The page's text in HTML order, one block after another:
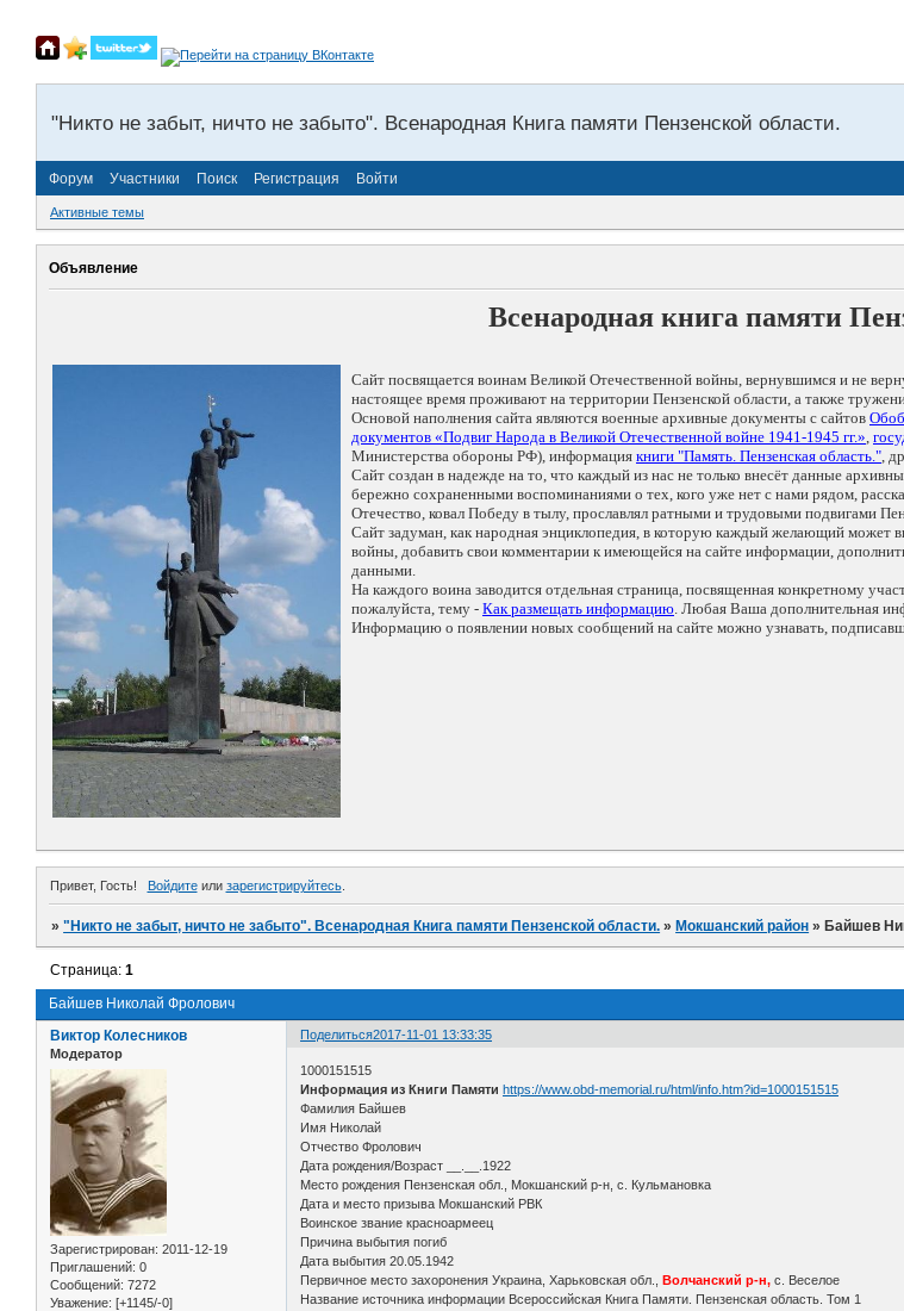
"Никто не забыт, ничто не забыто". Всенародная Книга памяти Пензенской области.
Форум Участники Поиск Регистрация Войти
Активные темы
Объявление
Всенародная книга памяти
Сайт посвящается воинам Великой Отечественной войны, вернувшимся и не
настоящее время проживают на территории Пензенской области, а также
Основой наполнения сайта являются военные архивные документы с сайтов
документов «Подвиг Народа в Великой Отечественной войне 1941-1945 гг.»,
Министерства обороны РФ), информация книги "Память. Пензенская область.",
Сайт создан в надежде на то, что каждый из нас не только внесёт данные
бережно сохраненными воспоминаниями о тех, кого уже нет с нами рядом,
Отечество, ковал Победу в тылу, прославлял ратными и трудовыми подвигами
Сайт задуман, как народная энциклопедия, в которую каждый желающий может
войны, добавить свои комментарии к имеющейся на сайте информации,
данными.
На каждого воина заводится отдельная страница, посвященная конкретному
пожалуйста, тему - Как размещать информацию. Любая Ваша дополнительная
Информацию о появлении новых сообщений на сайте можно узнавать,
Привет, Гость! Войдитеили зарегистрируйтесь.
»"Никто не забыт, ничто не забыто". Всенародная Книга памяти Пензенской области. » Мокшанский район » Байшев
Байшев Николай Фролович
Страница:1
Поделиться2017-11-01 13:33:35
Виктор Колесников
Модератор
Зарегистрирован: 2011-12-19
Приглашений: 0
Сообщений: 7272
Уважение: [+1145/-0]
1000151515
Информация из Книги Памяти https://www.obd-memorial.ru/html/info.htm?id=1000151515
Фамилия Байшев
Имя Николай
Отчество Фролович
Дата рождения/Возраст __.__.1922
Место рождения Пензенская обл., Мокшанский р-н, с. Кульмановка
Дата и место призыва Мокшанский РВК
Воинское звание красноармеец
Причина выбытия погиб
Дата выбытия 20.05.1942
Первичное место захоронения Украина, Харьковская обл.,Волчанский р-н, с. Веселое
Название источника информации Всероссийская Книга Памяти. Пензенская область. Том 1